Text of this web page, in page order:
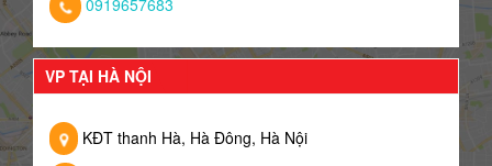
0919657683
VP TẠI HÀ NỘI
KĐT thanh Hà, Hà Đông, Hà Nội